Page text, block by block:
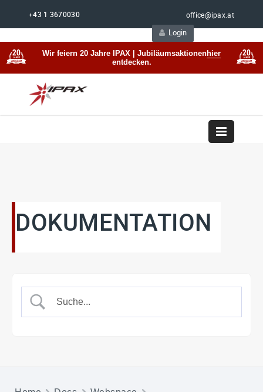
+43 1 3670030
office@ipax.at
Login
Wir feiern 20 Jahre IPAX | Jubiläumsaktionenhier
entdecken.
DOKUMENTATION